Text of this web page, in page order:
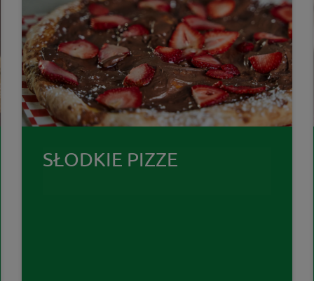
SŁODKIE PIZZE